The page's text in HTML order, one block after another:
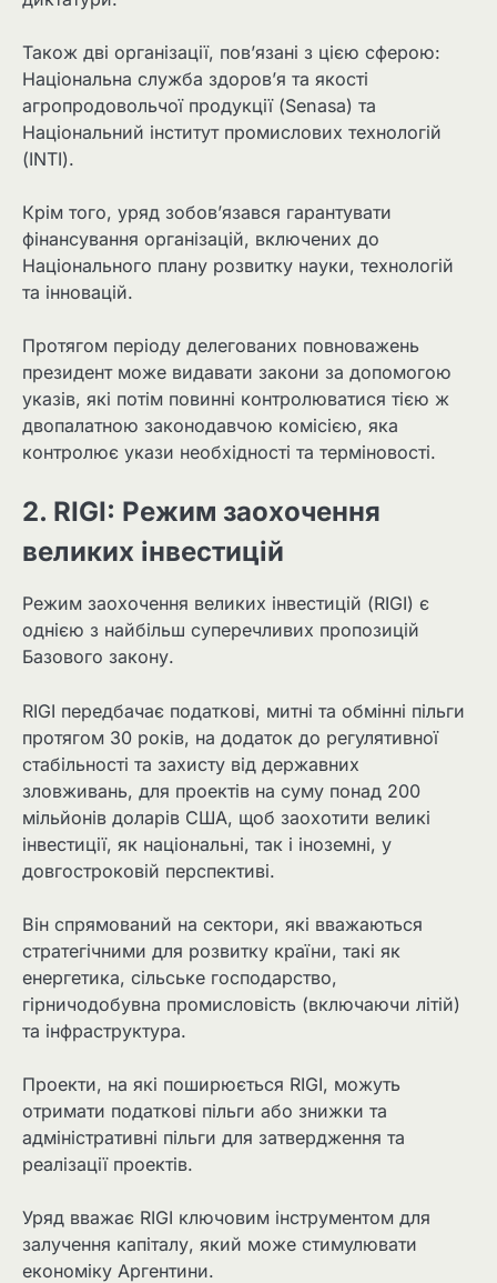
Також дві організації, пов’язані з цією сферою:
Національна служба здоров’я та якості
агропродовольчої продукції (Senasa) та
Національний інститут промислових технологій
(INTI).
Крім того, уряд зобов’язався гарантувати
фінансування організацій, включених до
Національного плану розвитку науки, технологій
та інновацій.
Протягом періоду делегованих повноважень
президент може видавати закони за допомогою
указів, які потім повинні контролюватися тією ж
двопалатною законодавчою комісією, яка
контролює укази необхідності та терміновості.
2. RIGI: Режим заохочення
великих інвестицій
Режим заохочення великих інвестицій (RIGI) є
однією з найбільш суперечливих пропозицій
Базового закону.
RIGI передбачає податкові, митні та обмінні пільги
протягом 30 років, на додаток до регулятивної
стабільності та захисту від державних
зловживань, для проектів на суму понад 200
мільйонів доларів США, щоб заохотити великі
інвестиції, як національні, так і іноземні, у
довгостроковій перспективі.
Він спрямований на сектори, які вважаються
стратегічними для розвитку країни, такі як
енергетика, сільське господарство,
гірничодобувна промисловість (включаючи літій)
та інфраструктура.
Проекти, на які поширюється RIGI, можуть
отримати податкові пільги або знижки та
адміністративні пільги для затвердження та
реалізації проектів.
Уряд вважає RIGI ключовим інструментом для
залучення капіталу, який може стимулювати
економіку Аргентини.